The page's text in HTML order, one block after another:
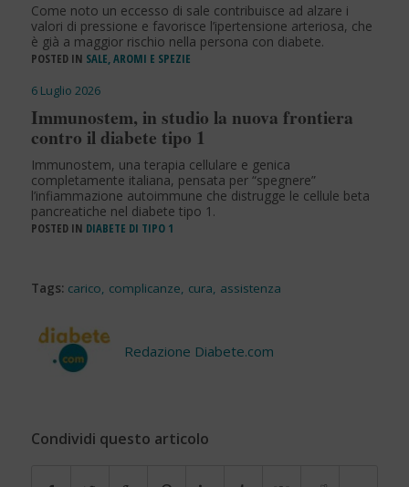
Come noto un eccesso di sale contribuisce ad alzare i
valori di pressione e favorisce l’ipertensione arteriosa, che
è già a maggior rischio nella persona con diabete.
POSTED IN SALE, AROMI E SPEZIE
6 Luglio 2026
Immunostem, in studio la nuova frontiera
contro il diabete tipo 1
Immunostem, una terapia cellulare e genica
completamente italiana, pensata per “spegnere”
l’infiammazione autoimmune che distrugge le cellule beta
pancreatiche nel diabete tipo 1.
POSTED IN DIABETE DI TIPO 1
Tags: carico, complicanze, cura, assistenza
Redazione Diabete.com
Condividi questo articolo